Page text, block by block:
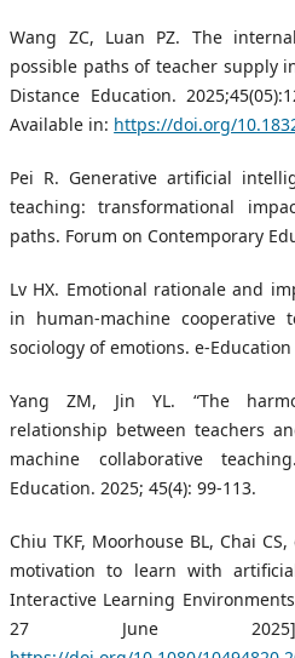
Wang ZC, Luan PZ. The
possible paths of teacher supply
Distance Education.
Available in: https://doi.org/
Pei R. Generative artificial
teaching: transformational
paths. Forum on Contemporary
Lv HX. Emotional rationale and
in human-machine
sociology of emotions. e-Education
Yang ZM, Jin YL. “The
relationship between teachers
machine collaborative
Education. 2025; 45(4): 99-113.
Chiu TKF, Moorhouse BL, Chai
motivation to learn with
Interactive Learning
27 June